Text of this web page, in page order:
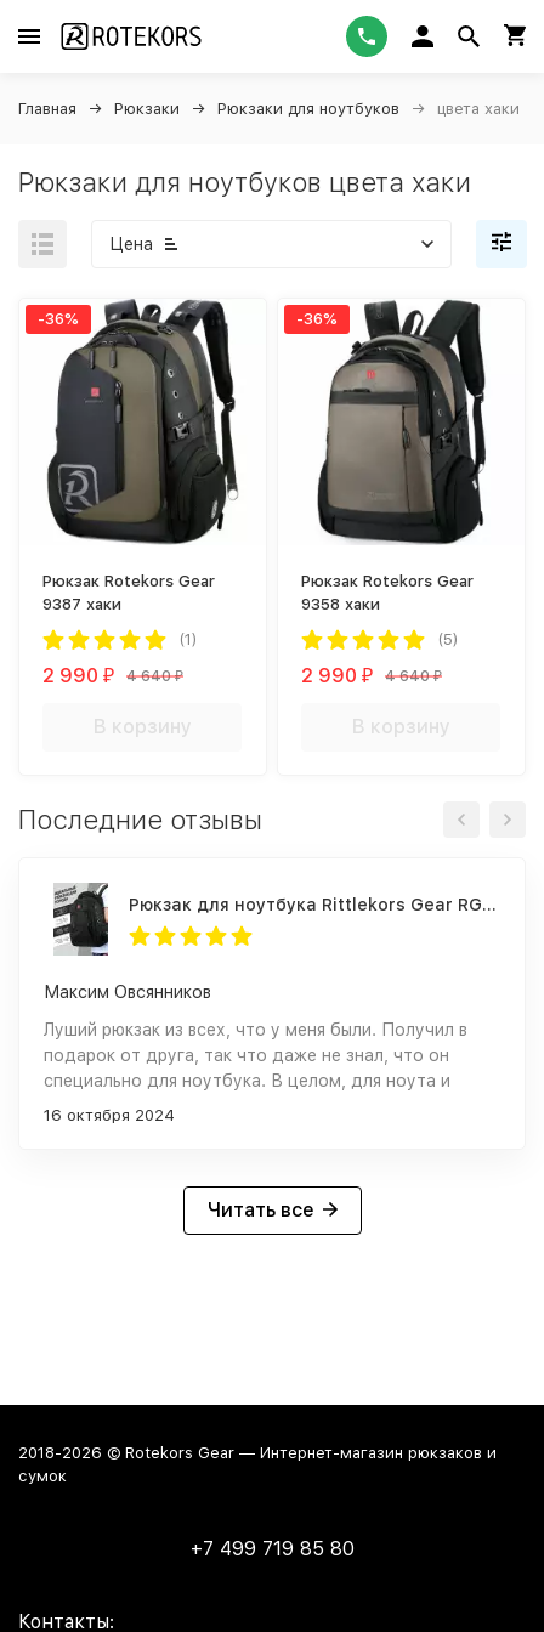
Главная Рюкзаки Рюкзаки для ноутбуков цвета хаки
Рюкзаки для ноутбуков цвета хаки
Цена
-36%
Рюкзак Rotekors Gear
9387 хаки
(1)
2 990₽ 4 640₽
В корзину
-36%
Рюкзак Rotekors Gear
9358 хаки
(5)
2 990₽ 4 640₽
В корзину
Последние отзывы
Рюкзак для ноутбука Rittlekors Gear RG1418 черный
Максим Овсянников
Луший рюкзак из всех, что у меня были. Получил в
подарок от друга, так что даже не знал, что он
специально для ноутбука. В целом, для ноута и
использую уже как 4 года. 17 дюймовый ноутбук
- влезет В остальном, отличный материал, удобные
отделы внутри Проблема возникла лишь недавно,
когда перегрузил его барахлом, из-за чего сорвалась
16 октября 2024
Читать все
2018-2026 © Rotekors Gear — Интернет-магазин рюкзаков и
сумок
+7 499 719 85 80
Контакты: